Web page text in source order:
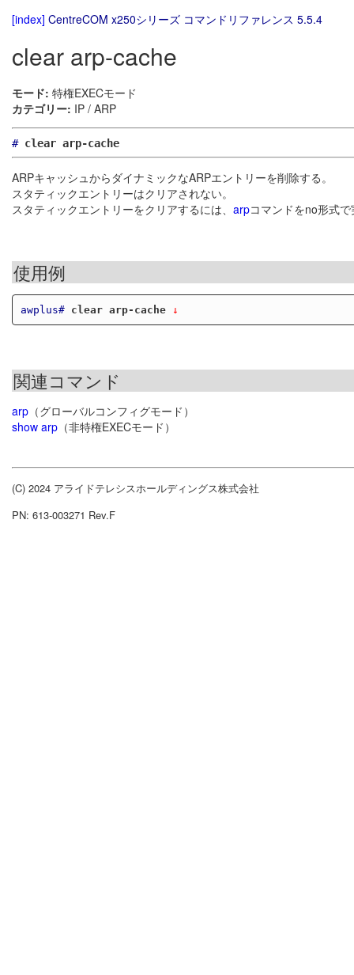
[index] CentreCOM x250シリーズ コマンドリファレンス 5.5.4
clear arp-cache
モード: 特権EXECモード
カテゴリー: IP / ARP
# clear arp-cache
ARPキャッシュからダイナミックなARPエントリーを削除する。
スタティックエントリーはクリアされない。
スタティックエントリーをクリアするには、 arpコマンドをno形式
使用例
awplus# clear arp-cache ↓
関連コマンド
arp （グローバルコンフィグモード）
show arp （非特権EXECモード）
(C) 2024 アライドテレシスホールディングス株式会社
PN: 613-003271 Rev.F